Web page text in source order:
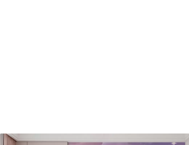
Billedet printes i